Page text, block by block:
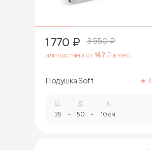
1 770 ₽ 3 550₽
или частями от147 ₽ в мес.
Подушка Soft
Ш.
35 -
Д.
50 -
В.
10 см.